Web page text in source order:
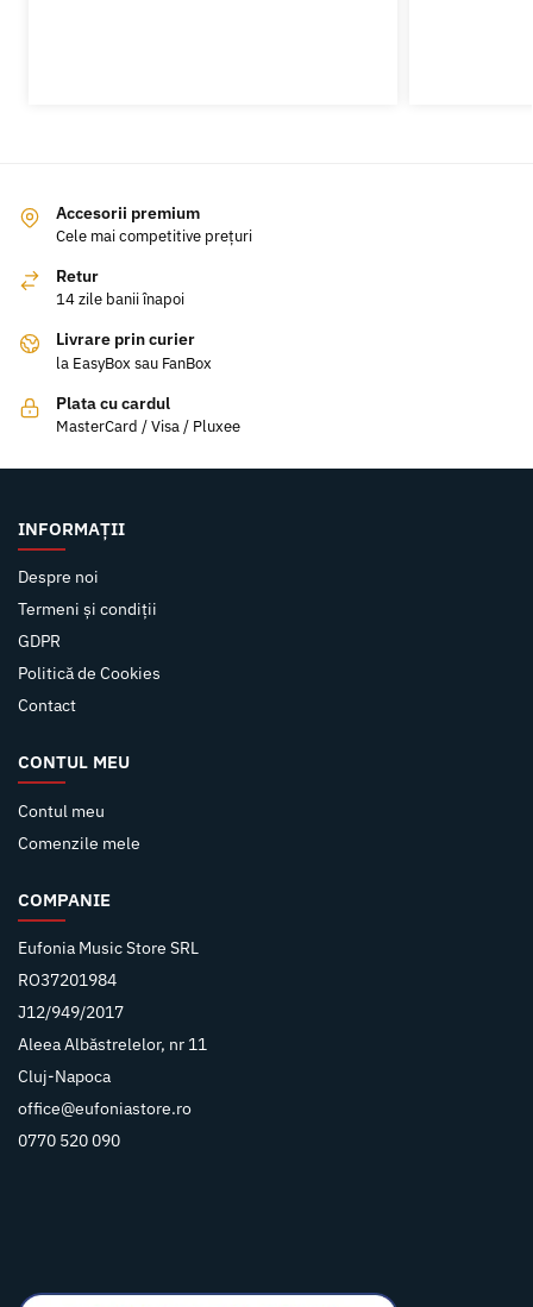
Accesorii premium
Cele mai competitive prețuri
Retur
14 zile banii înapoi
Livrare prin curier
la EasyBox sau FanBox
Plata cu cardul
MasterCard / Visa / Pluxee
INFORMAȚII
Despre noi
Termeni și condiții
GDPR
Politică de Cookies
Contact
CONTUL MEU
Contul meu
Comenzile mele
COMPANIE
Eufonia Music Store SRL
RO37201984
J12/949/2017
Aleea Albăstrelelor, nr 11
Cluj-Napoca
office@eufoniastore.ro
0770 520 090